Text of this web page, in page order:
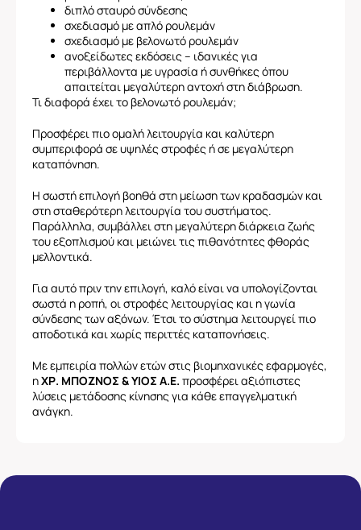
διπλό σταυρό σύνδεσης
σχεδιασμό με απλό ρουλεμάν
σχεδιασμό με βελονωτό ρουλεμάν
ανοξείδωτες εκδόσεις – ιδανικές για
περιβάλλοντα με υγρασία ή συνθήκες όπου
απαιτείται μεγαλύτερη αντοχή στη διάβρωση.
Τι διαφορά έχει το βελονωτό ρουλεμάν;
Προσφέρει πιο ομαλή λειτουργία και καλύτερη
συμπεριφορά σε υψηλές στροφές ή σε μεγαλύτερη
καταπόνηση.
Η σωστή επιλογή βοηθά στη μείωση των κραδασμών και
στη σταθερότερη λειτουργία του συστήματος.
Παράλληλα, συμβάλλει στη μεγαλύτερη διάρκεια ζωής
του εξοπλισμού και μειώνει τις πιθανότητες φθοράς
μελλοντικά.
Για αυτό πριν την επιλογή, καλό είναι να υπολογίζονται
σωστά η ροπή, οι στροφές λειτουργίας και η γωνία
σύνδεσης των αξόνων. Έτσι το σύστημα λειτουργεί πιο
αποδοτικά και χωρίς περιττές καταπονήσεις.
Με εμπειρία πολλών ετών στις βιομηχανικές εφαρμογές,
ηΧΡ. ΜΠΟΖΝΟΣ & ΥΙΟΣ Α.Ε. προσφέρει αξιόπιστες
λύσεις μετάδοσης κίνησης για κάθε επαγγελματική
ανάγκη.